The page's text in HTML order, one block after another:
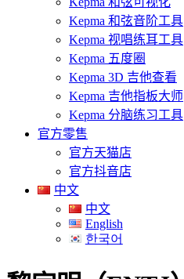
Kepma 和弦音阶工具
Kepma 视唱练耳工具
Kepma 五度圈
Kepma 3D 吉他查看
Kepma 吉他指板大师
Kepma 分脑练习工具
官方零售
官方天猫店
官方抖音店
中文
中文
English
한국어